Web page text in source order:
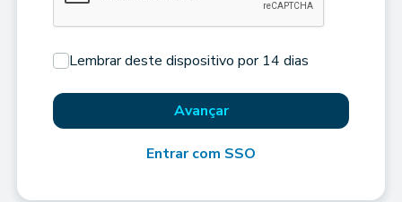
Lembrar deste dispositivo por 14 dias
Avançar
Entrar com SSO